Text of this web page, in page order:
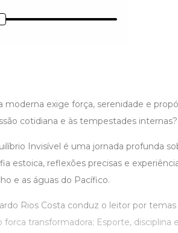
moderna exige força, serenidade e
cotidiana e às tempestades internas?
Invisível é uma jornada profunda
estoica, reflexões precisas e
e as águas do Pacífico.
Rios Costa conduz o leitor por
forca transformadora; Esporte, disciplina